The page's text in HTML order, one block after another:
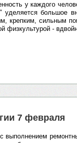
у каждого
уделяется большое
крепким, сильным
физкультурой -
7 февраля
выполнением